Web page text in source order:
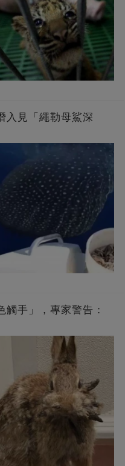
入見「繩勒母鯊深
手」，專家警告：